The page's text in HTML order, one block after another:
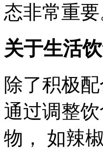
态非常重要
关于生活
除了积极
通过调整
物， 如辣